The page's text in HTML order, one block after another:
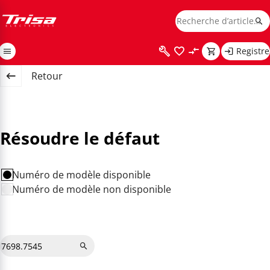
Registre
Retour
Résoudre le défaut
Numéro de modèle disponible
Numéro de modèle non disponible